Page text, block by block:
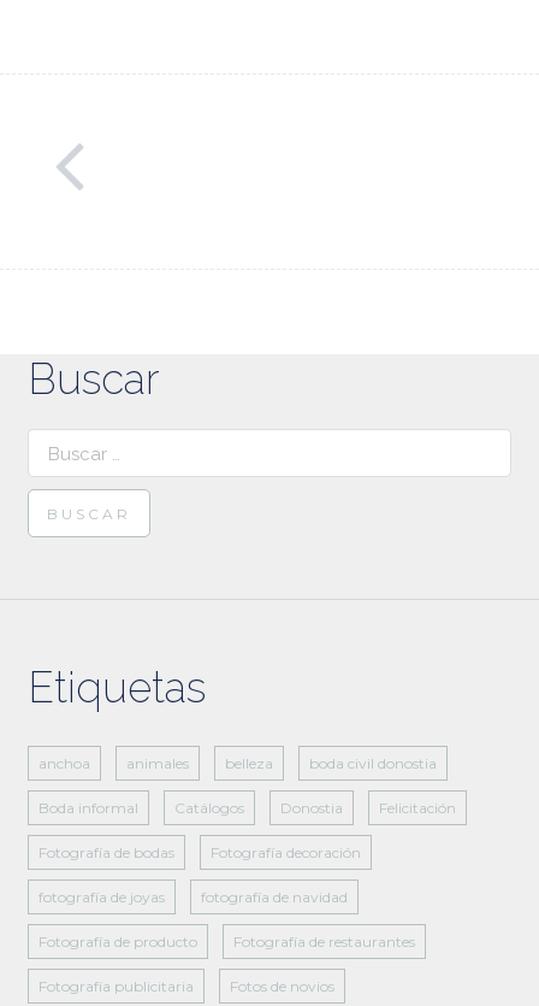
Buscar
Buscar:
Etiquetas
anchoa animales belleza boda civil donostia
Boda informal Catálogos Donostia Felicitación
Fotografía de bodas Fotografía decoración
fotografía de joyas fotografía de navidad
Fotografía de producto Fotografía de restaurantes
Fotografía publicitaria Fotos de novios